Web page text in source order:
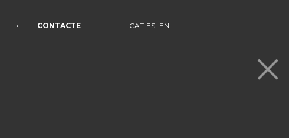
• CONTACTE CAT ES EN